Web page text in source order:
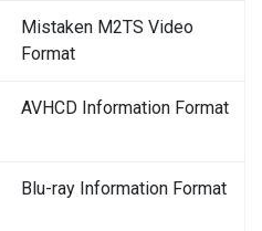
Mistaken M2TS Video
Format
AVHCD Information Format
Blu-ray Information Format